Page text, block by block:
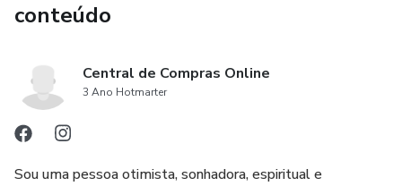
conteúdo
Central de Compras Online
3 Ano Hotmarter
Sou uma pessoa otimista, sonhadora, espiritual e